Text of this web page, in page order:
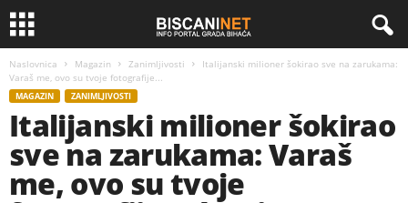
Naslovnica Magazin Zanimljivosti
Italijanski milioner šokirao sve na zarukama:
Varaš me, ovo su tvoje fotografije...
MAGAZIN ZANIMLJIVOSTI
Italijanski milioner šokirao
sve na zarukama: Varaš
me, ovo su tvoje